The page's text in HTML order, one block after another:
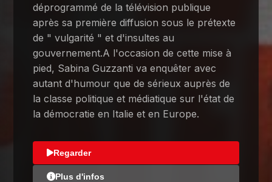
déprogrammé de la télévision publique
après sa première diffusion sous le prétexte
de " vulgarité " et d'insultes au
gouvernement.A l'occasion de cette mise à
pied, Sabina Guzzanti va enquêter avec
autant d'humour que de sérieux auprès de
la classe politique et médiatique sur l'état de
la démocratie en Italie et en Europe.
Regarder
Plus d'infos